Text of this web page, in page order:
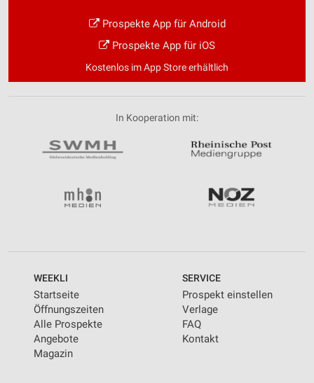
Prospekte App für Android
Prospekte App für iOS
Kostenlos im App Store erhältlich
In Kooperation mit:
WEEKLI
Startseite
Öffnungszeiten
Alle Prospekte
Angebote
Magazin
SERVICE
Prospekt einstellen
Verlage
FAQ
Kontakt